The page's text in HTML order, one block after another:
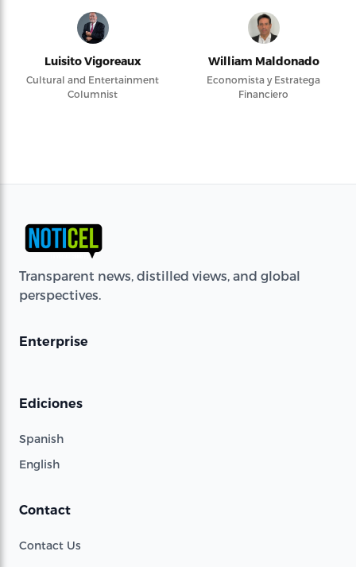
Luisito Vigoreaux
Cultural and Entertainment
Columnist
William Maldonado
Economista y Estratega
Financiero
Transparent news, distilled views, and global
perspectives.
Enterprise
Ediciones
Spanish
English
Contact
Contact Us